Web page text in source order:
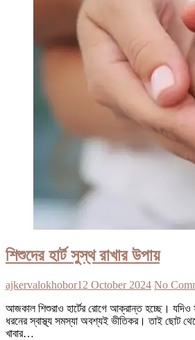
শিশুদের হার্ট সুস্থ রাখার উপায়
ajkervalokhobor12 October 2024 No
আজকাল শিশুরাও হার্টের রোগে আক্রান্ত হচ্ছে। যদিও
ধরনের স্বাস্থ্য সমস্যা অবশ্যই ভীতিকর। তাই ছোট
খাবার…